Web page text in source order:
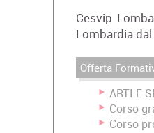
Cesvip
Lombardia
Offerta
ARTI E
Corso
Corso